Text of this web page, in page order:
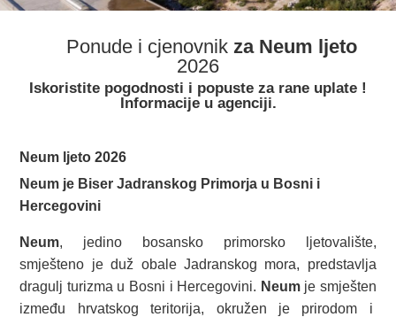
Ponude i cjenovnikza Neum ljeto
2026
Iskoristite pogodnosti i popuste za rane uplate !
Informacije u agenciji.
Neum ljeto 2026
Neum je Biser Jadranskog Primorja u Bosni i
Hercegovini
Neum, jedino bosansko primorsko ljetovalište,
smješteno je duž obale Jadranskog mora, predstavlja
dragulj turizma u Bosni i Hercegovini. Neumje smješten
između hrvatskog teritorija, okružen je prirodom i